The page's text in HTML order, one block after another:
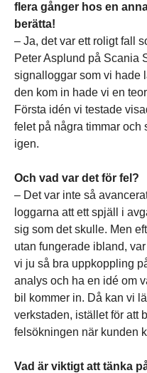
flera gånger hos en
berätta!
– Ja, det var ett roligt fall
Peter Asplund på Scania
signalloggar som vi hade
den kom in hade vi en
Första idén vi testade
felet på några timmar och
igen.
Och vad var det för fel?
– Det var inte så
loggarna att ett spjäll i
sig som det skulle. Men
utan fungerade ibland,
vi ju så bra uppkoppling
analys och ha en idé om
bil kommer in. Då kan vi
verkstaden, istället för att
felsökningen när kunden
Vad är viktigt att tänka